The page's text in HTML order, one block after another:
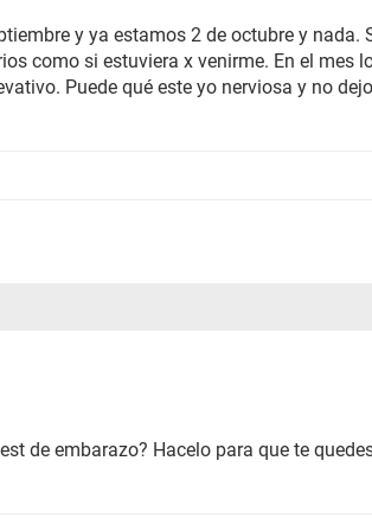
y ya estamos 2 de octubre y nada.
como si estuviera x venirme. En el mes
Puede qué este yo nerviosa y no
de embarazo? Hacelo para que te